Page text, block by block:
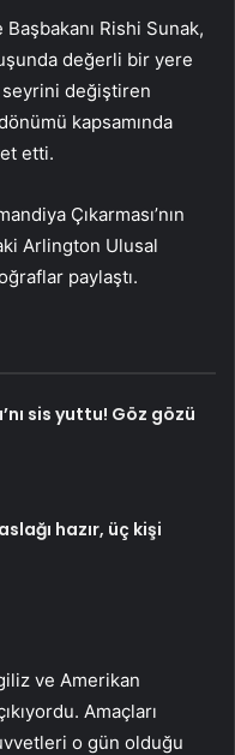
Rishi Sunak,
değerli bir yere
seyrini değiştiren
kapsamında
etti.
Çıkarması’nın
Arlington Ulusal
paylaştı.
sis yuttu! Göz gözü
hazır, üç kişi
ve Amerikan
Amaçları
o gün olduğu